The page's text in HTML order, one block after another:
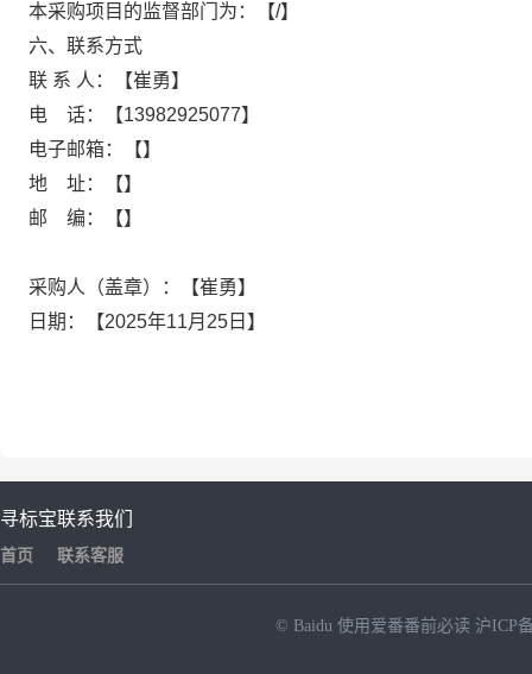
本采购项目的监督部门为：
【/】
六、联系方式
联 系 人：
【崔勇】
电
话：
【13982925077】
电子邮箱：
【】
地
址：
【】
邮
编： 【】
采购人（盖章）：
【崔勇】
日期：
【2025年11月25日】
寻标宝
首页
联系我们
联系客服
© Baidu 使用爱番番前必读 沪ICP